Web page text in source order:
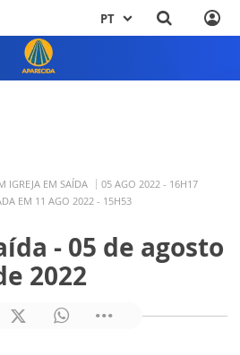
PT
IGREJA EM SAÍDA
05 AGO 2022 - 16H17
EM 11 AGO 2022 - 15H53
- 05 de agosto
2022